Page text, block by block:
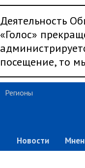
Деятельность
«Голос»
посещение, то
Регионы
Новости